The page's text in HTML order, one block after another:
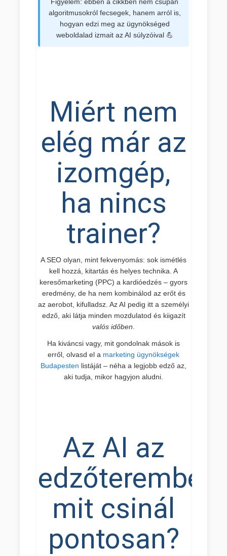
algoritmusokról fecsegek, hanem arról is,
hogyan edzi meg az ügynökséged
weboldalad izmait az AI súlyzóival 💪
Miért nem
elég már az
izomgép,
ha nincs
trainer?
A SEO olyan, mint fekvenyomás: sok ismétlés
kell hozzá, kitartás és helyes technika. A
keresőmarketing (PPC) a kardióedzés – gyors
eredmény, de ha nem kombinálod az erőt és
az aerobot, kifulladsz. Az AI pedig itt a személyi
edző, aki látja minden mozdulatod és kiigazít
valós időben
Ha kiváncsi vagy, mit gondolnak mások is
erről, olvasd el a marketing ügynökségek
Budapesten listáját – néha a legjobb edző az,
aki tudja, mikor hagyjon aludni.
Az AI az
edzőteremben:
mit csinál
pontosan?